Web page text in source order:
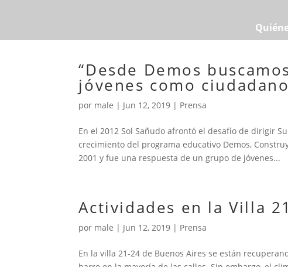
“Desde Demos
jóvenes como
por male | Jun 12, 2019 | Prensa
En el 2012 Sol Sañudo afrontó el desafío de dirigir
crecimiento del programa educativo Demos,
2001 y fue una respuesta de un grupo de jóvenes...
Actividades en la Villa
por male | Jun 12, 2019 | Prensa
En la villa 21-24 de Buenos Aires se están